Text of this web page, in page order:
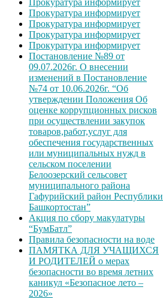
Прокуратура информирует
Прокуратура информирует
Прокуратура информирует
Прокуратура информирует
Постановление №89 от
09.07.2026г. О внесении
изменений в Постановление
№74 от 10.06.2026г. “Об
утверждении Положения Об
оценке коррупционных рисков
при осуществлении закупок
товаров,работ,услуг для
обеспечения государственных
или муниципальных нужд в
сельском поселении
Белоозерский сельсовет
муниципального района
Гафурийский район Республики
Башкортостан”
Акция по сбору макулатуры
“БумБатл”
Правила безопасности на воде
ПАМЯТКА ДЛЯ УЧАЩИХСЯ
И РОДИТЕЛЕЙ о мерах
безопасности во время летних
каникул «Безопасное лето –
2026»